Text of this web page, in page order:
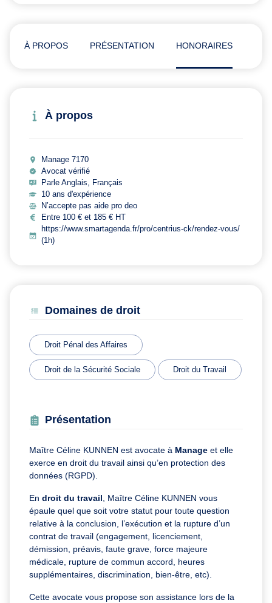
À PROPOS PRÉSENTATION HONORAIRES
À propos
Manage 7170
Avocat vérifié
Parle Anglais, Français
10 ans d'expérience
N’accepte pas aide pro deo
Entre 100 € et 185 € HT
https://www.smartagenda.fr/pro/centrius-ck/rendez-vous/
(1h)
Domaines de droit
Droit Pénal des Affaires
Droit de la Sécurité Sociale Droit du Travail
Présentation
Maître Céline KUNNEN est avocate à Manage et elle
exerce en droit du travail ainsi qu’en protection des
données (RGPD).
En droit du travail, Maître Céline KUNNEN vous
épaule quel que soit votre statut pour toute question
relative à la conclusion, l’exécution et la rupture d’un
contrat de travail (engagement, licenciement,
démission, préavis, faute grave, force majeure
médicale, rupture de commun accord, heures
supplémentaires, discrimination, bien-être, etc).
Cette avocate vous propose son assistance lors de la